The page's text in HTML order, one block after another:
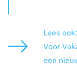
Lees
Voor
een